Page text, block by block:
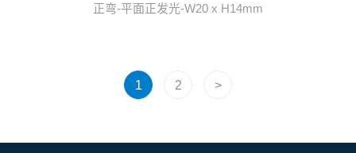
正弯-平面正发光-W20 x H14mm
1 2 >